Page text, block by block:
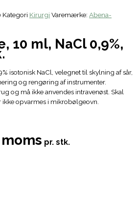
Kategori Kirurgi Varemærke: Abena-
10 ml, NaCl 0,9%,
isotonisk NaCl, velegnet til skylning af sår,
og rengøring af instrumenter.
og må ikke anvendes intravenøst. Skal
ikke opvarmes i mikrobølgeovn.
pr. stk.